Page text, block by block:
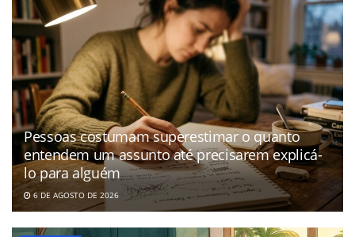
Pessoas costumam superestimar o quanto
entendem um assunto até precisarem explicá-
lo para alguém
6 DE AGOSTO DE 2026